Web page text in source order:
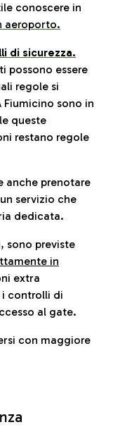
conoscere in
aeroporto.
di sicurezza.
possono essere
regole si
sono in
queste
restano regole
anche prenotare
un servizio che
dedicata.
sono previste
in
extra
i controlli di
al gate.
con maggiore